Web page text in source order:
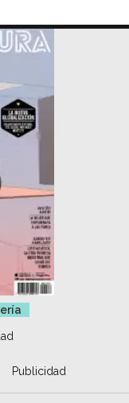
Publicidad